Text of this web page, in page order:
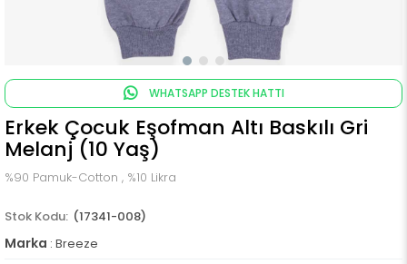
WHATSAPP DESTEK HATTI
Erkek Çocuk Eşofman Altı Baskılı Gri
Melanj (10 Yaş)
%90 Pamuk-Cotton , %10 Likra
(17341-008)
Marka : Breeze